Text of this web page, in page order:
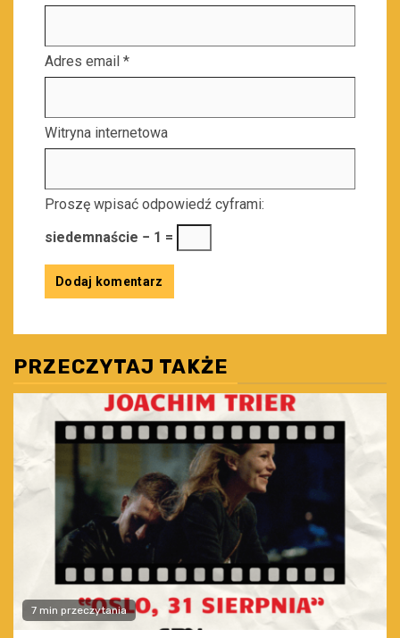
Adres email *
Witryna internetowa
Proszę wpisać odpowiedź cyframi:
siedemnaście − 1 =
PRZECZYTAJ TAKŻE
7 min przeczytania